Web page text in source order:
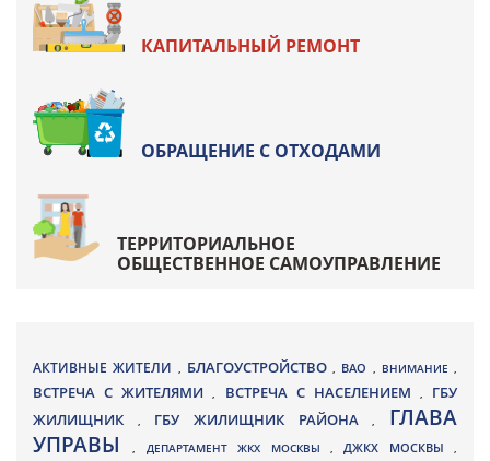
КАПИТАЛЬНЫЙ РЕМОНТ
ОБРАЩЕНИЕ С ОТХОДАМИ
ТЕРРИТОРИАЛЬНОЕ
ОБЩЕСТВЕННОЕ САМОУПРАВЛЕНИЕ
АКТИВНЫЕ ЖИТЕЛИ , БЛАГОУСТРОЙСТВО , ВАО , ВНИМАНИЕ ,
ВСТРЕЧА С ЖИТЕЛЯМИ, ВСТРЕЧА С НАСЕЛЕНИЕМ , ГБУ
ЖИЛИЩНИК
, ГБУ ЖИЛИЩНИК РАЙОНА, ГЛАВА
УПРАВЫ, ДЕПАРТАМЕНТ ЖКХ МОСКВЫ ,ДЖКХ МОСКВЫ ,